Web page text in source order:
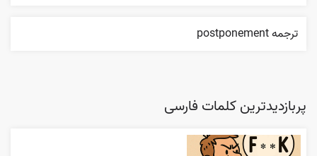
ترجمه postponement
پربازدیدترین کلمات فارسی